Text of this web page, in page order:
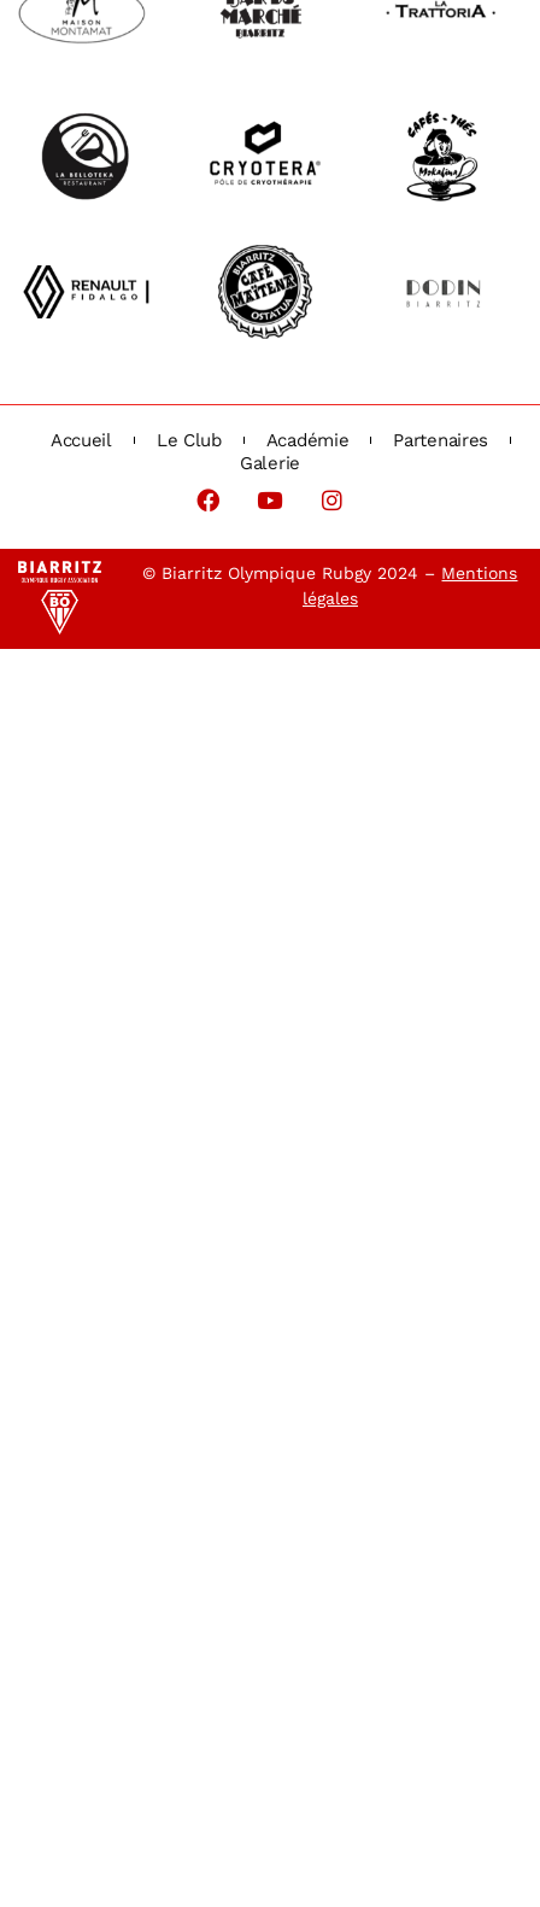
Accueil Le Club Académie
Partenaires
Galerie
© Biarritz Olympique Rubgy 2024 – Mentions
légales